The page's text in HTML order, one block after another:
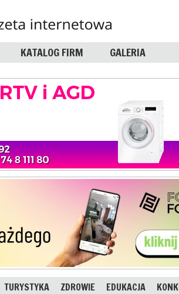
KATALOG FIRM GALERIA
TURYSTYKA ZDROWIE EDUKACJA